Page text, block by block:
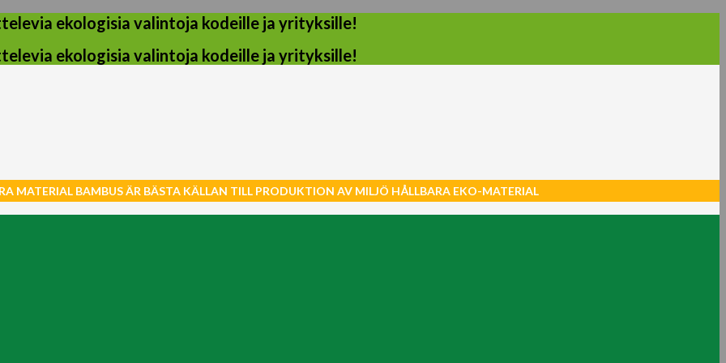
ekologisia valintoja kodeille ja yrityksille!
ekologisia valintoja kodeille ja yrityksille!
MATERIAL BAMBUS ÄR BÄSTA KÄLLAN TILL PRODUKTION AV MILJÖ HÅLLBARA EKO-MATERIAL